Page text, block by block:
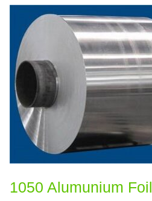
1050 Alumunium Foil